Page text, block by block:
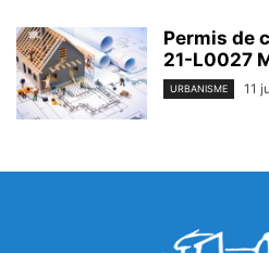
Permis de
21-L0027
URBANISME 11